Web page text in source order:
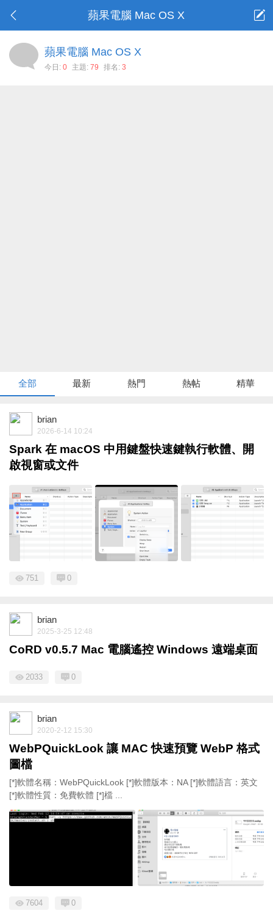
蘋果電腦 Mac OS X
蘋果電腦 Mac OS X
今日: 0 主題: 79 排名: 3
全部 最新 熱門 熱帖 精華
brian
2026-6-14 10:24
Spark 在 macOS 中用鍵盤快速鍵執行軟體、開
啟視窗或文件
751 0
brian
2025-3-25 12:48
CoRD v0.5.7 Mac 電腦遙控 Windows 遠端桌面
2033 0
brian
2020-2-12 15:30
WebPQuickLook 讓 MAC 快速預覽 WebP 格式
圖檔
[*]軟體名稱：WebPQuickLook [*]軟體版本：NA [*]軟體語言：英文
[*]軟體性質：免費軟體 [*]檔 ...
7604 0